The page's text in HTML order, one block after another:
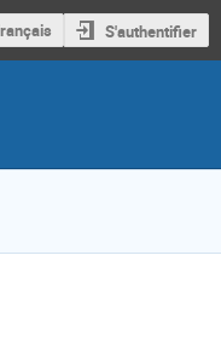
S'authentifier